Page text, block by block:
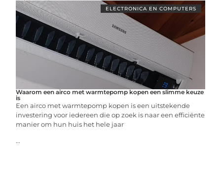
ELECTRONICA EN COMPUTERS
Waarom een airco met warmtepomp kopen een slimme keuze
is
Een airco met warmtepomp kopen is een uitstekende
investering voor iedereen die op zoek is naar een efficiënte
manier om hun huis het hele jaar
...